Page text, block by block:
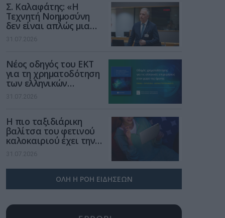
Σ. Καλαφάτης: «Η
Τεχνητή Νοημοσύνη
δεν είναι απλώς μια
νέα τεχνολογία, είναι
μια νέα βιομηχανική
31.07.2026
Νέος οδηγός του ΕΚΤ
για τη χρηματοδότηση
των ελληνικών
επιχειρήσεων στον
χώρο της άμυνας
31.07.2026
Η πιο ταξιδιάρικη
βαλίτσα του φετινού
καλοκαιριού έχει την
υπογραφή της Xiaomi
31.07.2026
ΟΛΗ Η ΡΟΗ ΕΙΔΗΣΕΩΝ